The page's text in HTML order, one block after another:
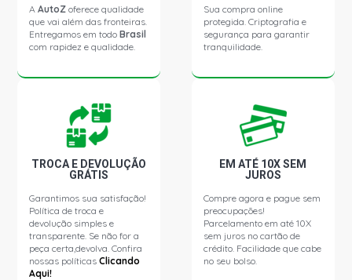
ESCORT GLX I HATCH 2.0 8V AP (1993 - 1996)
ESCORT RACER HATCH 2.0 8V AP (1993 - 1996)
LOGUS CL SEDAN 1.6 8V AE (1993 - 1996)
LOGUS CLI SEDAN 1.6 8V AE (1993 - 1996)
LOGUS GL SEDAN 1.6 8V AE (1993 - 1996)
LOGUS GLI SEDAN 1.6 8V AE (1993 - 1996)
AAutoZ oferece qualidade
que vai além das fronteiras.
Entregamos em todoBrasil
com rapidez e qualidade.
Sua compra online
protegida. Criptografia e
segurança para garantir
tranquilidade.
TROCA E DEVOLUÇÃO
GRÁTIS
Garantimos sua satisfação!
Política de troca e
devolução simples e
transparente. Se não for a
peça certa,devolva. Confira
nossas políticasClicando
Aqui!
EM ATÉ 10X SEM
JUROS
Compre agora e pague sem
preocupações!
Parcelamento em até 10X
sem juros no cartão de
crédito. Facilidade que cabe
no seu bolso.